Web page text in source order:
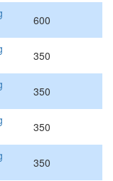
600
350
350
350
350